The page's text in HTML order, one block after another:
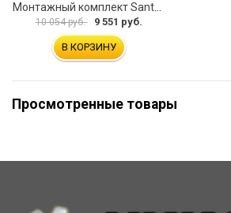
10 054 руб. 9 551 руб.
В КОРЗИНУ
Просмотренные товары